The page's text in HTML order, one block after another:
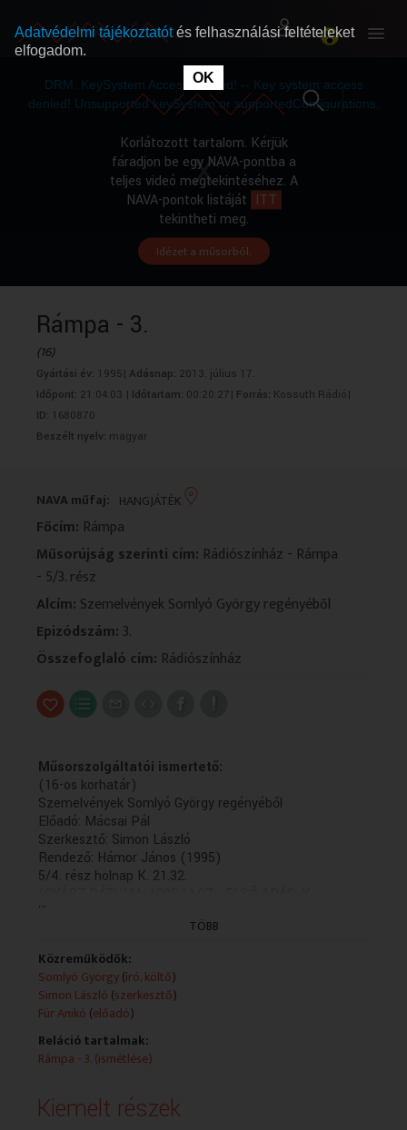
RÓLUNK
RÓLUNK
DRM: KeySystem Access Denied! -- Key system access
denied! Unsupported keySystem or supportedConfigurations.
Korlátozott tartalom. Kérjük
fáradjon be egy NAVA-pontba a
teljes videó megtekintéséhez. A
NAVA-pontok listáját ITT
tekintheti meg.
Idézet a műsorból.
Rámpa - 3.
(16)
Gyártási év: 1995| Adásnap: 2013. július 17.
Időpont: 21:04:03 | Időtartam: 00:20:27| Forrás: Kossuth Rádió|
ID: 1680870
Beszélt nyelv: magyar
NAVA műfaj: HANGJÁTÉK
Főcím: Rámpa
Műsorújság szerinti cím: Rádiószínház - Rámpa
- 5/3. rész
Alcím: Szemelvények Somlyó György regényéből
Epizódszám: 3.
Összefoglaló cím: Rádiószínház
Műsorszolgáltatói ismertető:
(16-os korhatár)
Szemelvények Somlyó György regényéből
Előadó: Mácsai Pál
Szerkesztő: Simon László
Rendező: Hámor János (1995)
5/4. rész holnap K. 21.32.
1995.11.22 - idöpont: 19.38)
...
TÖBB
Közreműködők:
Somlyó György(író, költő)
Simon László (szerkesztő)
Für Anikó (előadó)
Reláció tartalmak:
Rámpa - 3. (ismétlése)
Kiemelt részek
Adatvédelmi tájékoztatótés felhasználási feltételeket
elfogadom.
OK